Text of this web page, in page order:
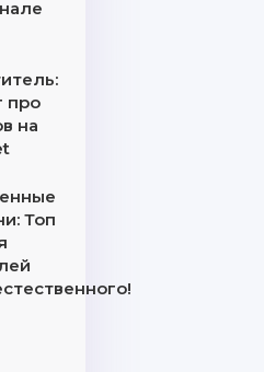
про
на
Топ